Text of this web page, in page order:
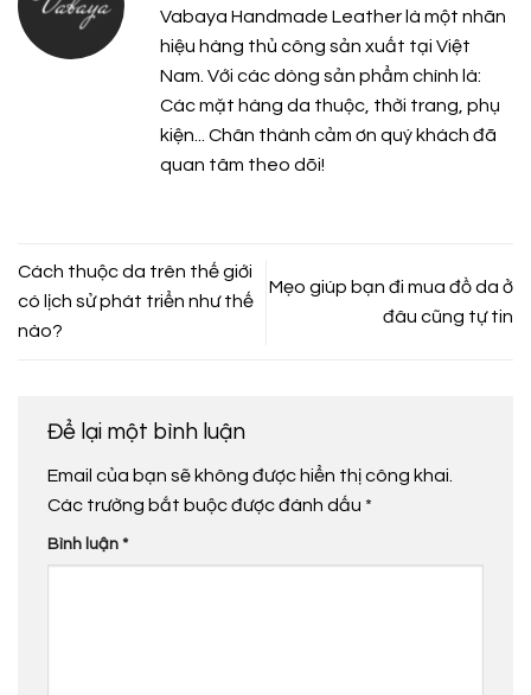
Vabaya Handmade Leather là một nhãn
hiệu hàng thủ công sản xuất tại Việt
Nam. Với các dòng sản phẩm chính là:
Các mặt hàng da thuộc, thời trang, phụ
kiện... Chân thành cảm ơn quý khách đã
quan tâm theo dõi!
Cách thuộc da trên thế giới
có lịch sử phát triển như thế
nào?
Mẹo giúp bạn đi mua đồ da ở
đâu cũng tự tin
Để lại một bình luận
Email của bạn sẽ không được hiển thị công khai.
Các trường bắt buộc được đánh dấu *
Bình luận *